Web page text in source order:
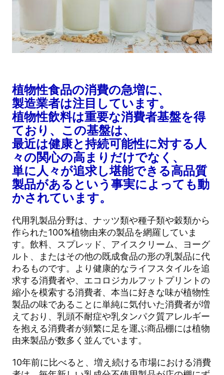
植物性食品の消費の急増に、
製造業者は注目しています。
植物性飲料は重要な消費者基盤を得
ており、この基盤は、
最近は健康と持続可能性に対する人
々の関心の高まりだけでなく、
単に人々が追求し堪能できる高品質
製品があるという事実によっても動
かされています。
代用乳製品分野は、ナッツ類や種子類や穀類から
作られた100%植物由来の製品を網羅していま
す。飲料、スプレッド、アイスクリーム、ヨーグ
ルト、またはその他の既成食品の形の乳製品に代
わるものです。より健康的なライフスタイルを追
求する消費者や、エコロジカルフットプリントの
縮小を模索する消費者、本当に好きな味が植物性
製品の味であることに単純に気付いた消費者が増
えており、乳頭不耐症や乳タンパク質アレルギー
を抱える消費者が頻繁に足を運ぶ商品棚には植物
由来製品が数多く並んでいます。
10年前に比べると、増え続ける市場における消費